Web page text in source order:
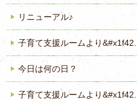
リニューアル♪
子育て支援ルームより&#x1f42...
今日は何の日？
子育て支援ルームより&#x1f42...